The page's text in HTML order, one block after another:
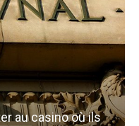
au casino où ils